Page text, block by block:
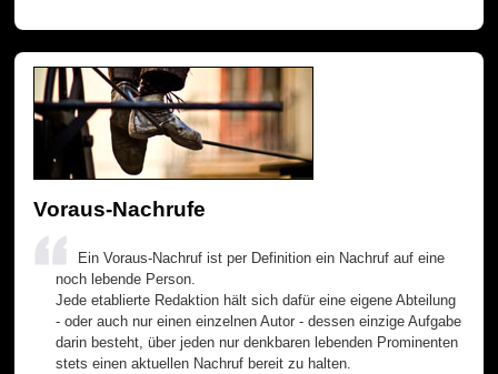
Voraus-Nachrufe
Ein Voraus-Nachruf ist per Definition ein Nachruf auf eine
noch lebende Person.
Jede etablierte Redaktion hält sich dafür eine eigene Abteilung
- oder auch nur einen einzelnen Autor - dessen einzige Aufgabe
darin besteht, über jeden nur denkbaren lebenden Prominenten
stets einen aktuellen Nachruf bereit zu halten.